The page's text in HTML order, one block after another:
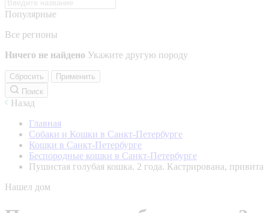
Популярные
Все регионы
Ничего не найдено Укажите другую породу
Сбросить
Применить
Поиск
Назад
Главная
Собаки и Кошки в Санкт-Петербурге
Кошки в Санкт-Петербурге
Беспородные кошки в Санкт-Петербурге
Пушистая голубая кошка. 2 года. Кастрирована, привита
Нашел дом